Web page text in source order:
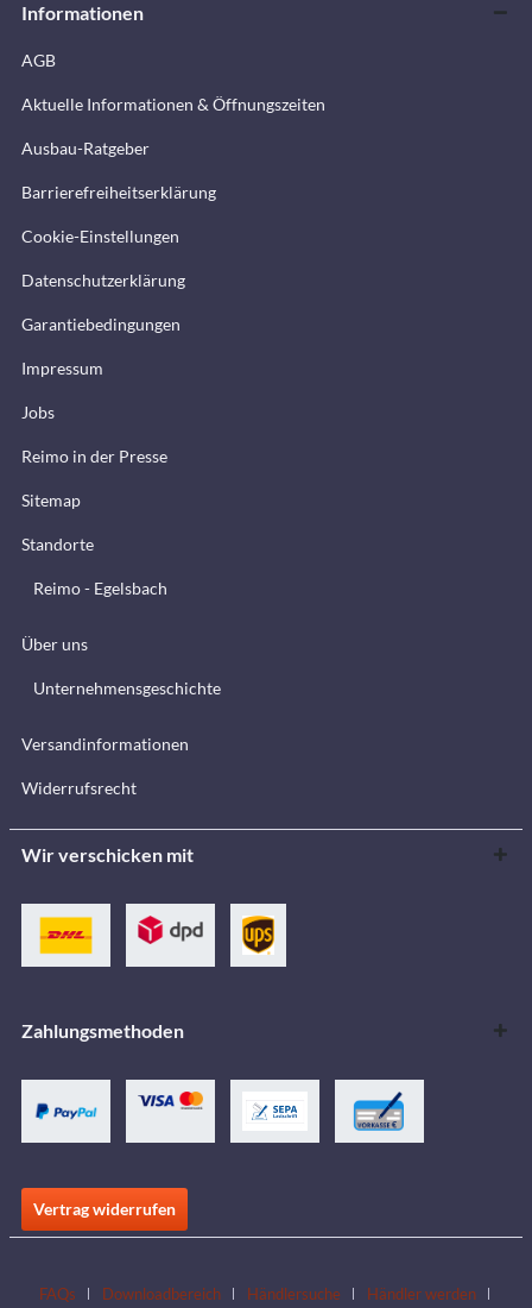
Informationen
AGB
Aktuelle Informationen & Öffnungszeiten
Ausbau-Ratgeber
Barrierefreiheitserklärung
Cookie-Einstellungen
Datenschutzerklärung
Garantiebedingungen
Impressum
Jobs
Reimo in der Presse
Sitemap
Standorte
Reimo - Egelsbach
Über uns
Unternehmensgeschichte
Versandinformationen
Widerrufsrecht
Wir verschicken mit
Zahlungsmethoden
Vertrag widerrufen
FAQs Downloadbereich Händlersuche Händler werden